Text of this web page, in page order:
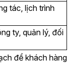
tác, lịch trình
ty, quản lý, đối
để khách hàng